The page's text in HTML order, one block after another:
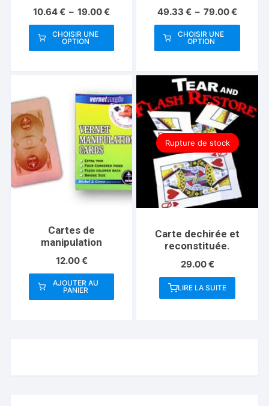
10.64€ – 19.00€Plage
de
à
CHOISIR UNE
OPTION
Ce
plusieurs
variations.
Les
options
peuvent
être
choisies
sur
du
49.33€ – 79.00€Plage
de
à
CHOISIR UNE
OPTION
Ce
a
plusieurs
variations.
Les
options
peuvent
être
choisies
sur
la
du
produit
Cartes de
manipulation
12.00€
AJOUTER AU
PANIER
Rupture de stock
Carte dechirée et
reconstituée.
29.00€
LIRE LA SUITE